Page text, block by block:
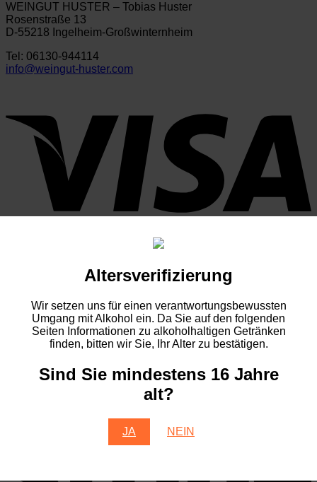
Altersverifizierung
Wir setzen uns für einen verantwortungsbewussten
Umgang mit Alkohol ein. Da Sie auf den folgenden
Seiten Informationen zu alkoholhaltigen Getränken
finden, bitten wir Sie, Ihr Alter zu bestätigen.
Sind Sie mindestens 16 Jahre
alt?
JA NEIN
WEINGUT HUSTER – Tobias Huster
Rosenstraße 13
D-55218 Ingelheim-Großwinternheim
Tel: 06130-944114
info@weingut-huster.com